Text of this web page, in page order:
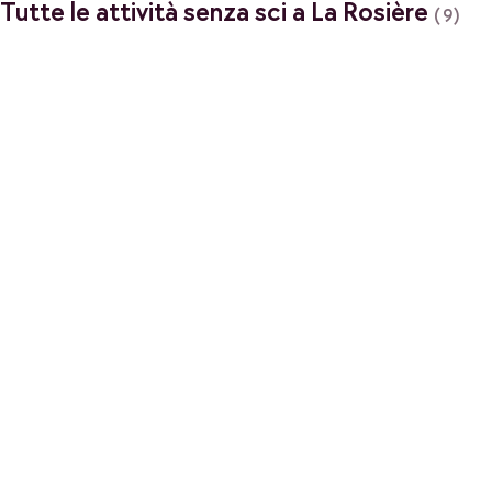
Tutte le attività senza sci a La Rosière (9)